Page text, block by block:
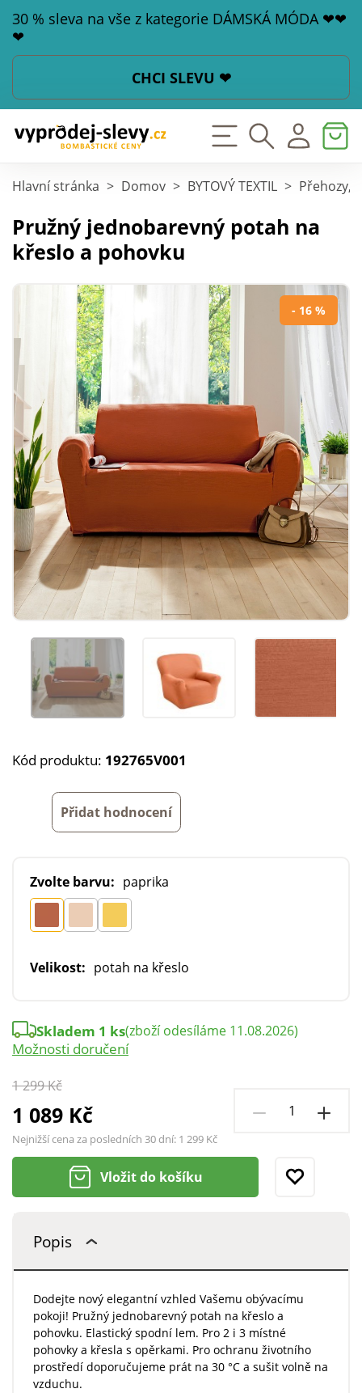
30 % sleva na vše z kategorie DÁMSKÁ MÓDA ❤❤
❤
CHCI SLEVU ❤
Hlavní stránka > Domov > BYTOVÝ TEXTIL > Přehozy,
Pružný jednobarevný potah na
křeslo a pohovku
- 16 %
Kód produktu: 192765V001
Přidat hodnocení
Zvolte barvu: paprika
Velikost: potah na křeslo
1 299 Kč
1 089 Kč
Nejnižší cena za posledních 30 dní: 1 299 Kč
Skladem 1 ks(zboží odesíláme 11.08.2026)
Možnosti doručení
Vložit do košíku
Popis
Dodejte nový elegantní vzhled Vašemu obývacímu
pokoji! Pružný jednobarevný potah na křeslo a
pohovku. Elastický spodní lem. Pro 2 i 3 místné
pohovky a křesla s opěrkami. Pro ochranu životního
prostředí doporučujeme prát na 30 °C a sušit volně na
vzduchu.